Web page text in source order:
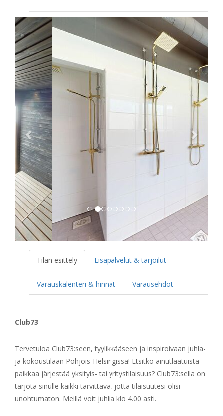
Previous Next
Tilan esittely Lisäpalvelut & tarjoilut
Varauskalenteri & hinnat Varausehdot
Club73
Tervetuloa Club73:seen, tyylikkääseen ja inspiroivaan juhla-
ja kokoustilaan Pohjois-Helsingissä! Etsitkö ainutlaatuista
paikkaa järjestää yksityis- tai yritystilaisuus? Club73:sella on
tarjota sinulle kaikki tarvittava, jotta tilaisuutesi olisi
unohtumaton. Meillä voit juhlia klo 4.00 asti.